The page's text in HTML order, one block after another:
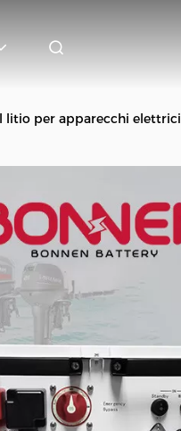
litio per apparecchi elettrici